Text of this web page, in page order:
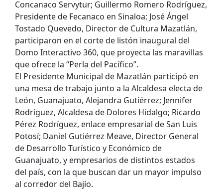
Concanaco Servytur; Guillermo Romero Rodríguez,
Presidente de Fecanaco en Sinaloa; José Ángel
Tostado Quevedo, Director de Cultura Mazatlán,
participaron en el corte de listón inaugural del
Domo Interactivo 360, que proyecta las maravillas
que ofrece la “Perla del Pacífico”.
El Presidente Municipal de Mazatlán participó en
una mesa de trabajo junto a la Alcaldesa electa de
León, Guanajuato, Alejandra Gutiérrez; Jennifer
Rodríguez, Alcaldesa de Dolores Hidalgo; Ricardo
Pérez Rodríguez, enlace empresarial de San Luis
Potosí; Daniel Gutiérrez Meave, Director General
de Desarrollo Turístico y Económico de
Guanajuato, y empresarios de distintos estados
del país, con la que buscan dar un mayor impulso
al corredor del Bajío.